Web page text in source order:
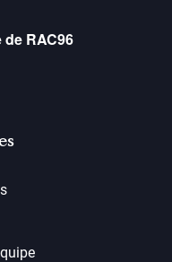
RAC96